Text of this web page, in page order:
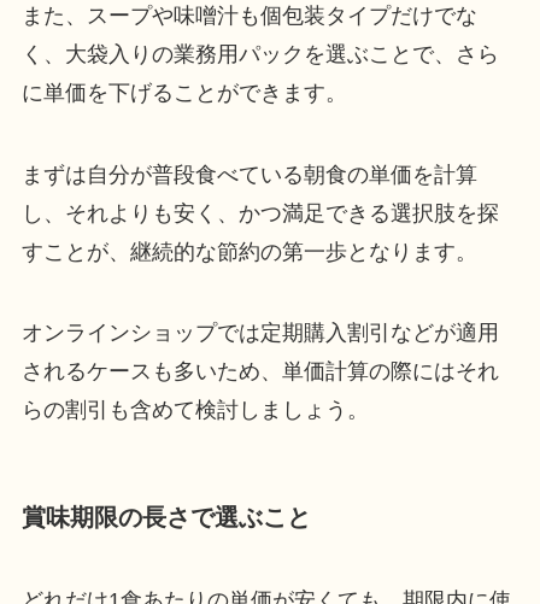
また、スープや味噌汁も個包装タイプだけでな
く、大袋入りの業務用パックを選ぶことで、さら
に単価を下げることができます。
まずは自分が普段食べている朝食の単価を計算
し、それよりも安く、かつ満足できる選択肢を探
すことが、継続的な節約の第一歩となります。
オンラインショップでは定期購入割引などが適用
されるケースも多いため、単価計算の際にはそれ
らの割引も含めて検討しましょう。
賞味期限の長さで選ぶこと